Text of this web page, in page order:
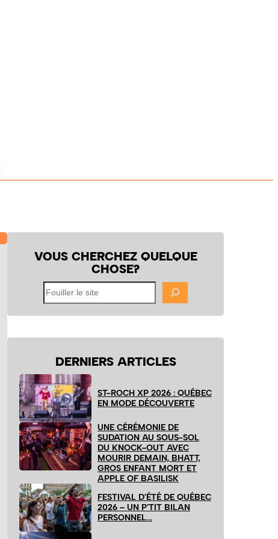
VOUS CHERCHEZ QUELQUE
CHOSE?
Fouiller
le
site
DERNIERS ARTICLES
ST-ROCH XP 2026 : QUÉBEC
EN MODE DÉCOUVERTE
UNE CÉRÉMONIE DE
SUDATION AU SOUS-SOL
DU KNOCK-OUT AVEC
MOURIR DEMAIN, BHATT,
GROS ENFANT MORT ET
APPLE OF BASILISK
FESTIVAL D’ÉTÉ DE QUÉBEC
2026 – UN P’TIT BILAN
PERSONNEL…